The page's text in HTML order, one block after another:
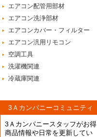
エアコン配管用部材
エアコン洗浄部材
エアコンカバー・フィルター
エアコン汎用リモコン
空調工具
洗濯機関連
冷蔵庫関連
3Ａカンパニーコミュニティ
3Ａカンパニースタッフがお得
商品情報や日常を更新してい